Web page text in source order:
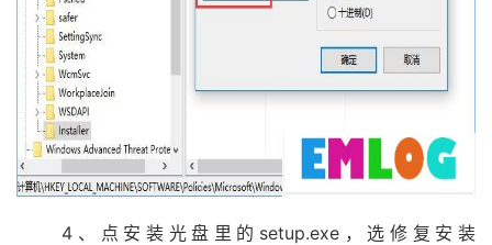
4、点安装光盘里的setup.exe，选修复安装